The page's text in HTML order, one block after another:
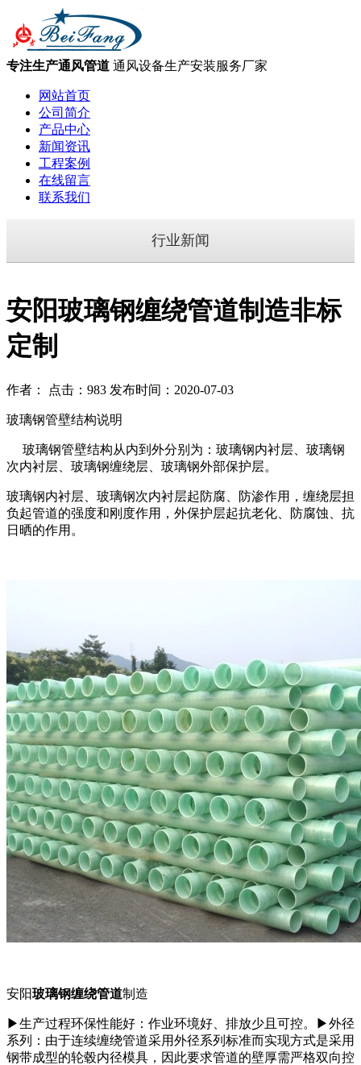
专注生产通风管道 通风设备生产安装服务厂家
网站首页
公司简介
产品中心
新闻资讯
工程案例
在线留言
联系我们
行业新闻
安阳玻璃钢缠绕管道制造非标
定制
作者： 点击：983 发布时间：2020-07-03
玻璃钢管壁结构说明
玻璃钢管壁结构从内到外分别为：玻璃钢内衬层、玻璃钢
次内衬层、玻璃钢缠绕层、玻璃钢外部保护层。
玻璃钢内衬层、玻璃钢次内衬层起防腐、防渗作用，缠绕层担
负起管道的强度和刚度作用，外保护层起抗老化、防腐蚀、抗
日晒的作用。
安阳玻璃钢缠绕管道制造
▶生产过程环保性能好：作业环境好、排放少且可控。▶外径
系列：由于连续缠绕管道采用外径系列标准而实现方式是采用
钢带成型的轮毂内径模具，因此要求管道的壁厚需严格双向控